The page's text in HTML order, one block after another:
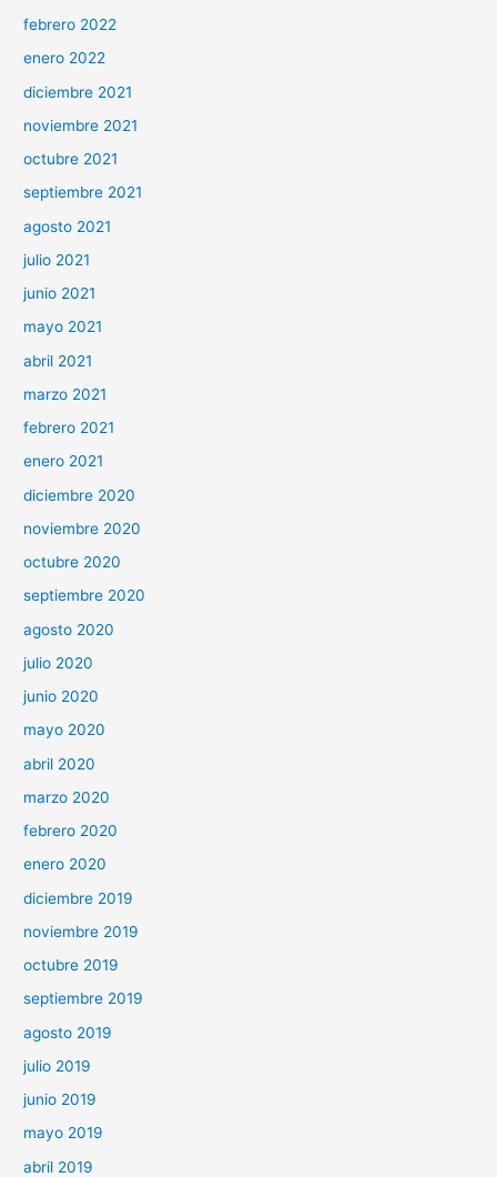
febrero 2022
enero 2022
diciembre 2021
noviembre 2021
octubre 2021
septiembre 2021
agosto 2021
julio 2021
junio 2021
mayo 2021
abril 2021
marzo 2021
febrero 2021
enero 2021
diciembre 2020
noviembre 2020
octubre 2020
septiembre 2020
agosto 2020
julio 2020
junio 2020
mayo 2020
abril 2020
marzo 2020
febrero 2020
enero 2020
diciembre 2019
noviembre 2019
octubre 2019
septiembre 2019
agosto 2019
julio 2019
junio 2019
mayo 2019
abril 2019